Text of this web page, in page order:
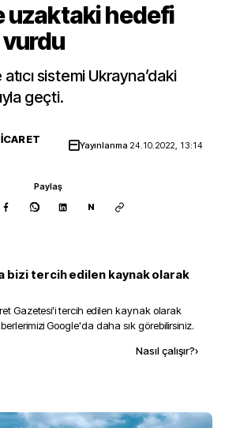
uzaktaki hedefi
sistemi Ukrayna’daki
geçti.
Yayınlanma 24.10.2022, 13:14
Paylaş
N
bizi tercih edilen kaynak olarak
Gazetesi'i tercih edilen kaynak olarak
Google'da daha sık görebilirsiniz.
Nasıl çalışır?›